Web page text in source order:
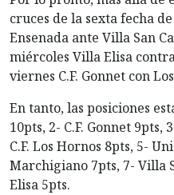
cruces de la sexta fecha
Ensenada ante Villa San
miércoles Villa Elisa
viernes C.F. Gonnet con
En tanto, las posiciones
10pts, 2- C.F. Gonnet 9pts,
C.F. Los Hornos 8pts, 5-
Marchigiano 7pts, 7- Villa
Elisa 5pts.